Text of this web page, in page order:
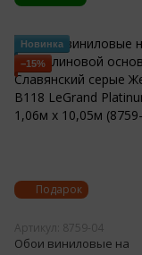
Подарок
Новинка
−15%
Артикул: 8759-04
Обои виниловые на